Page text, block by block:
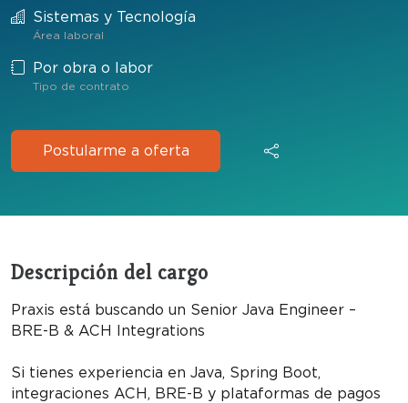
Sistemas y Tecnología
Área laboral
Por obra o labor
Tipo de contrato
Postularme a oferta
Descripción del cargo
Praxis está buscando un Senior Java Engineer –
BRE-B & ACH Integrations
Si tienes experiencia en Java, Spring Boot,
integraciones ACH, BRE-B y plataformas de pagos